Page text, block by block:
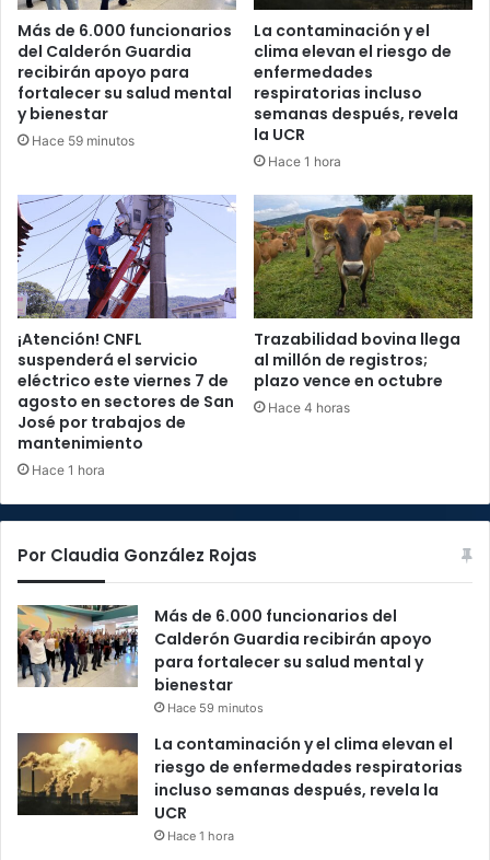
Más de 6.000 funcionarios
del Calderón Guardia
recibirán apoyo para
fortalecer su salud mental
y bienestar
Hace 59 minutos
La contaminación y el
clima elevan el riesgo de
enfermedades
respiratorias incluso
semanas después, revela
la UCR
Hace 1 hora
¡Atención! CNFL
suspenderá el servicio
eléctrico este viernes 7 de
agosto en sectores de San
José por trabajos de
mantenimiento
Hace 1 hora
Trazabilidad bovina llega
al millón de registros;
plazo vence en octubre
Hace 4 horas
Por Claudia González Rojas
Más de 6.000 funcionarios del
Calderón Guardia recibirán apoyo
para fortalecer su salud mental y
bienestar
Hace 59 minutos
La contaminación y el clima elevan el
riesgo de enfermedades respiratorias
incluso semanas después, revela la
UCR
Hace 1 hora